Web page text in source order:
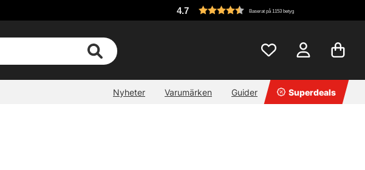
4.7 Baserat på 1153 betyg
Nyheter Varumärken Guider Superdeals